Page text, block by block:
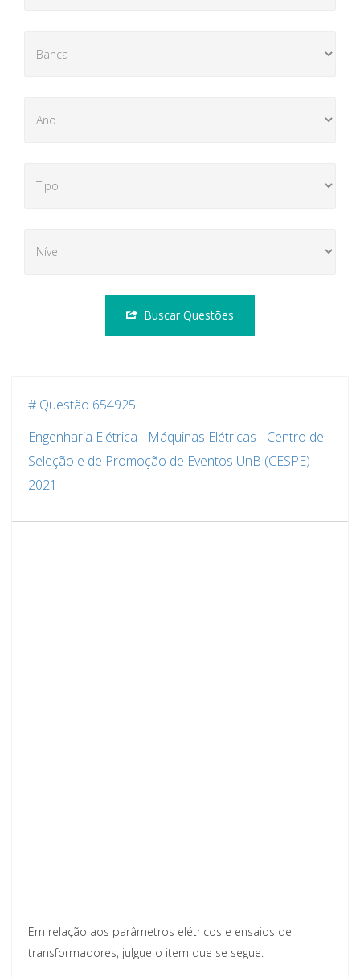
Buscar Questões
# Questão 654925
Engenharia Elétrica - Máquinas Elétricas - Centro de
Seleção e de Promoção de Eventos UnB (CESPE) -
2021
Em relação aos parâmetros elétricos e ensaios de
transformadores, julgue o item que se segue.